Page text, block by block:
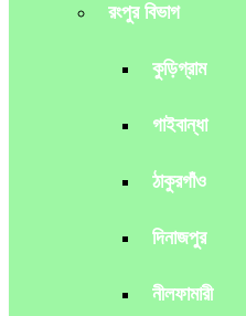
রংপুর বিভাগ
কুড়িগ্রাম
গাইবান্ধা
ঠাকুরগাঁও
দিনাজপুর
নীলফামারী